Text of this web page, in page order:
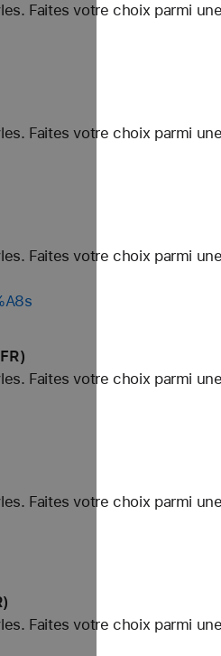
Faites votre choix parmi
Faites votre choix parmi
Faites votre choix parmi
Faites votre choix parmi
Faites votre choix parmi
Faites votre choix parmi